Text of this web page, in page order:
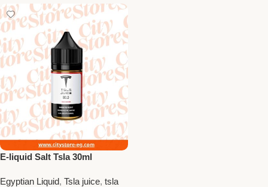
E-liquid Salt Tsla 30ml
Egyptian Liquid, Tsla juice, tsla